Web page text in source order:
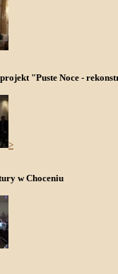
projekt "Puste Noce -
>
w Choceniu